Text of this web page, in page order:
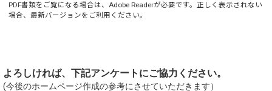
PDF書類をご覧になる場合は、Adobe Readerが必要です。正しく表示されない
場合、最新バージョンをご利用ください。